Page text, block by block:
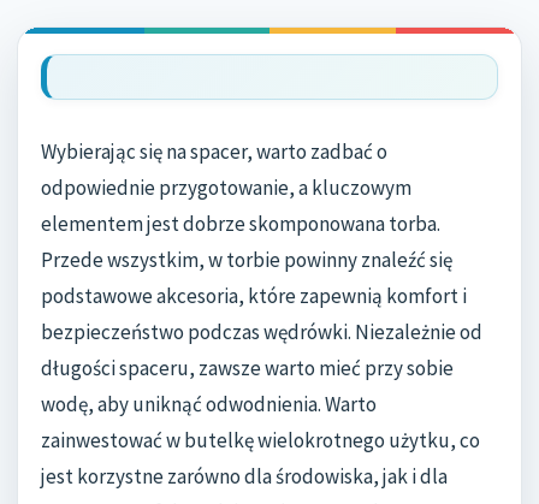
Wybierając się na spacer, warto zadbać o
odpowiednie przygotowanie, a kluczowym
elementem jest dobrze skomponowana torba.
Przede wszystkim, w torbie powinny znaleźć się
podstawowe akcesoria, które zapewnią komfort i
bezpieczeństwo podczas wędrówki. Niezależnie od
długości spaceru, zawsze warto mieć przy sobie
wodę, aby uniknąć odwodnienia. Warto
zainwestować w butelkę wielokrotnego użytku, co
jest korzystne zarówno dla środowiska, jak i dla